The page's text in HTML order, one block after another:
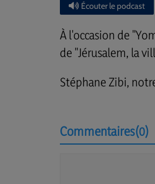
Écouter le podcast
À l'occasion de
de "Jérusalem, la
Stéphane Zibi,
Commentaires(0)